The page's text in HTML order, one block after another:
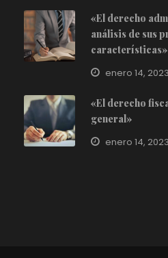
«El derecho
análisis de sus
características»
enero 14, 2023
«El derecho
general»
enero 14, 2023